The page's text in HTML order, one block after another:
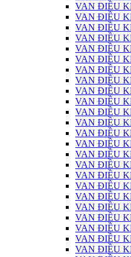
VAN ĐIỀU
VAN ĐIỀU
VAN ĐIỀU
VAN ĐIỀU
VAN ĐIỀU
VAN ĐIỀU
VAN ĐIỀU
VAN ĐIỀU
VAN ĐIỀU
VAN ĐIỀU
VAN ĐIỀU
VAN ĐIỀU
VAN ĐIỀU
VAN ĐIỀU
VAN ĐIỀU
VAN ĐIỀU
VAN ĐIỀU
VAN ĐIỀU
VAN ĐIỀU
VAN ĐIỀU
VAN ĐIỀU
VAN ĐIỀU
VAN ĐIỀU
VAN ĐIỀU